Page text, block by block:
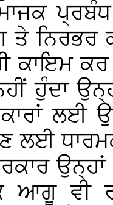
ਪ੍ਰਬੰਧ
ਤੇ
ਕਾਇਮ
ਹੁੰਦਾ
ਲਈ
ਲਈ
ਆਗੂ ਵੀ